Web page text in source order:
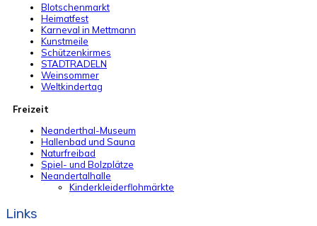
Blotschenmarkt
Heimatfest
Karneval in Mettmann
Kunstmeile
Schützenkirmes
STADTRADELN
Weinsommer
Weltkindertag
Freizeit
Neanderthal-Museum
Hallenbad und Sauna
Naturfreibad
Spiel- und Bolzplätze
Neandertalhalle
Kinderkleiderflohmärkte
Links